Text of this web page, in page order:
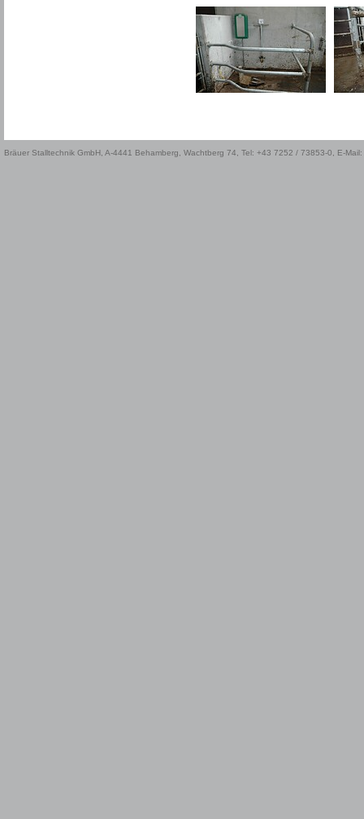
Bräuer Stalltechnik GmbH, A-4441 Behamberg, Wachtberg 74, Tel: +43 7252 / 73853-0, E-Mail: